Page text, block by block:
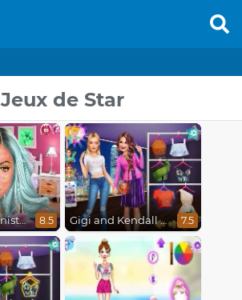
Jeux de Star
Sisters Fashionista Makeup 8.5 Gigi and Kendall BFFS 7.5